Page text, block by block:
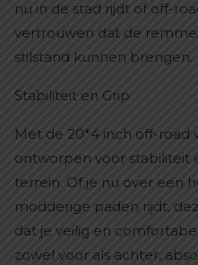
nu in de stad rijdt of off-
vertrouwen dat de
stilstand kunnen brengen.
Stabiliteit en Grip
Met de 20*4 inch off-road
ontworpen voor stabiliteit
terrein. Of je nu over een
modderige paden rijdt,
dat je veilig en
zowel voor als achter,